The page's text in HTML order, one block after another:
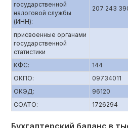
государственной
налоговой службы
(ИНН):
207 243
присвоенные органами
государственной
статистики
КФС:
144
ОКПО:
09734011
ОКЭД:
96120
СОАТО:
1726294
Бухгалтерский баланс в